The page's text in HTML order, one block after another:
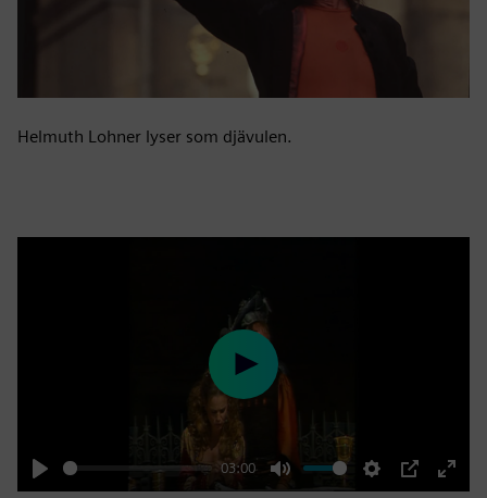
Helmuth Lohner lyser som djävulen.
Play
03:00
Mute Settings
PIP Enter
Play